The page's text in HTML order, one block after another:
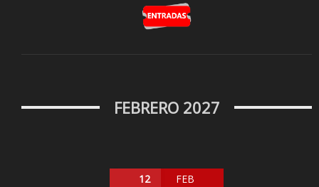
FEBRERO 2027
12 FEB